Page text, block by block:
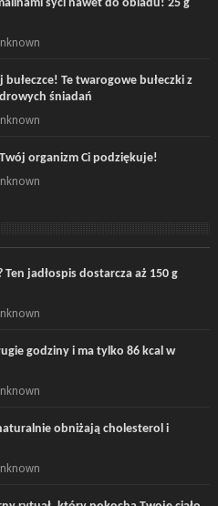
syci nawet do obiadu! 25 g
bułeczce! Te twarogowe bułeczki z
śniadań
organizm Ci podziękuje!
Ten jadłospis dostarcza aż 150 g
godziny i ma tylko 86 kcal w
obniżają cholesterol i